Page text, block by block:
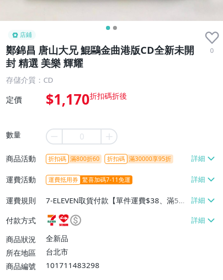
店鋪
鄭錦昌 唐山大兄 鯤鷗金曲港版CD全新未開
封 精選 美樂 輝耀
0
存儲介質：CD
定價 $1,170
數量
商品活動 折扣碼 滿800折60 折扣碼 滿30000享95折
運費活動 運費抵用券 驚喜加碼7-11免運
運費規則
7-ELEVEN取貨付款【單件運費$38、滿5件
或消費滿$1298免運費】、7-ELEVEN取貨
不付款【免運費】、萊爾富取貨付款【單件
運費$60、滿5件或消費滿$1298免運
費】、宅配/貨運【單件運費$120、滿5件
付款方式
商品狀況
全新品
所在地區
台北市
商品編號
101711483298